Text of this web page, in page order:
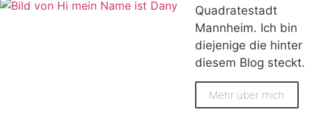
Quadratestadt
Mannheim. Ich bin
diejenige die hinter
diesem Blog steckt.
Mehr über mich